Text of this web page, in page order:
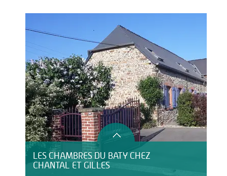
LES CHAMBRES DU BATY CHEZ
CHANTAL ET GILLES
LE DOMAINE DE BLANGY